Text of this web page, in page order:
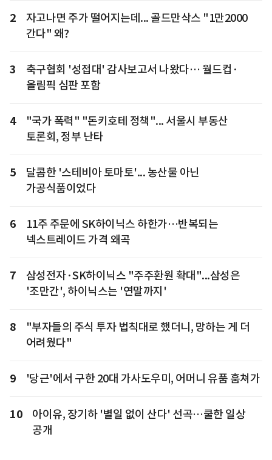
2
자고나면 주가 떨어지는데... 골드만삭스 "1만2000
간다" 왜?
3
축구협회 '성접대' 감사보고서 나왔다… 월드컵·
올림픽 심판 포함
4
"국가 폭력" "돈키호테 정책"... 서울시 부동산
토론회, 정부 난타
5
달콤한 '스테비아 토마토'... 농산물 아닌
가공식품이었다
6
11주 주문에 SK하이닉스 하한가…반복되는
넥스트레이드 가격 왜곡
7
삼성전자·SK하이닉스 "주주환원 확대"...삼성은
'조만간', 하이닉스는 '연말까지'
8
"부자들의 주식 투자 법칙대로 했더니, 망하는 게 더
어려웠다"
9 '당근'에서 구한 20대 가사도우미, 어머니 유품 훔쳐가
10
아이유, 장기하 '별일 없이 산다' 선곡…쿨한 일상
공개